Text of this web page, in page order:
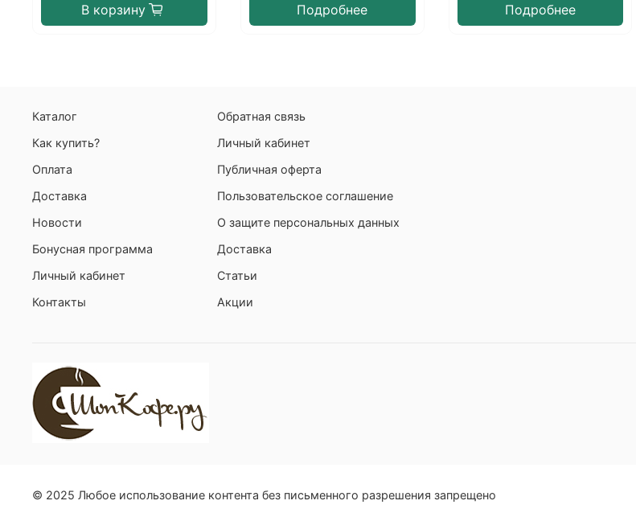
В корзину Подробнее Подробнее
Каталог
Как купить?
Оплата
Доставка
Новости
Бонусная программа
Личный кабинет
Контакты
Обратная связь
Личный кабинет
Публичная оферта
Пользовательское соглашение
О защите персональных данных
Доставка
Статьи
Акции
© 2025 Любое использование контента без письменного разрешения запрещено